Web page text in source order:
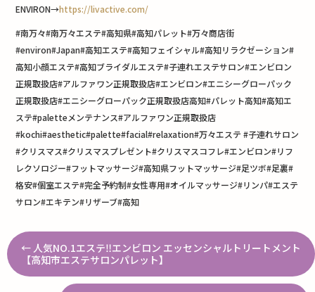
ENVIRON→https://livactive.com/
#南万々#南万々エステ#高知県#高知パレット#万々商店街
#environ#Japan#高知エステ#高知フェイシャル#高知リラクゼーション#
高知小顔エステ#高知ブライダルエステ#子連れエステサロン#エンビロン
正規取扱店#アルファワン正規取扱店#エンビロン#エニシーグローパック
正規取扱店#エニシーグローパック正規取扱店高知#パレット高知#高知エ
ステ#paletteメンテナンス#アルファワン正規取扱店
#kochi#aesthetic#palette#facial#relaxation#万々エステ #子連れサロン
#クリスマス#クリスマスプレゼント#クリスマスコフレ#エンビロン#リフ
レクソロジー#フットマッサージ#高知県フットマッサージ#足ツボ#足裏#
格安#個室エステ#完全予約制#女性専用#オイルマッサージ#リンパ#エステ
サロン#エキテン#リザーブ#高知
← 人気NO.1エステ‼︎エンビロン エッセンシャルトリートメント
【高知市エステサロンパレット】